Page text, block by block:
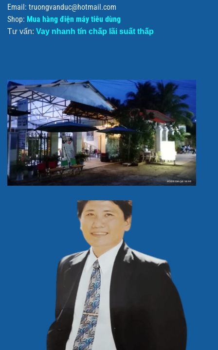
Email: truongvanduc@hotmail.com
Shop: Mua hàng điện máy tiêu dùng
Tư vấn: Vay nhanh tín chấp lãi suất thấp